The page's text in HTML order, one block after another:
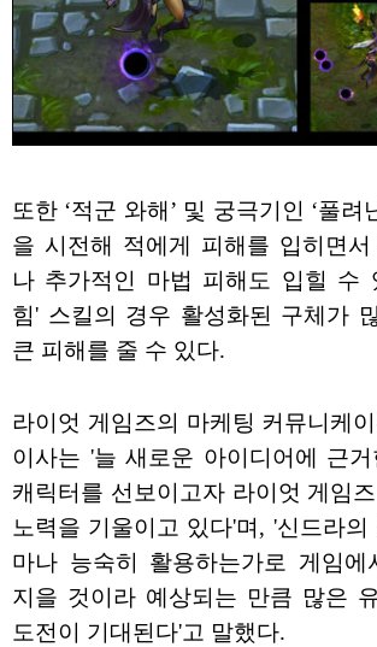
또한 ‘적군 와해’ 및 궁극기인 ‘풀려
을 시전해 적에게 피해를 입히면서
나 추가적인 마법 피해도 입힐 수
힘' 스킬의 경우 활성화된 구체가
큰 피해를 줄 수 있다.
라이엇 게임즈의 마케팅 커뮤니케
이사는 '늘 새로운 아이디어에 근
캐릭터를 선보이고자 라이엇 게임
노력을 기울이고 있다'며, '신드라의
마나 능숙히 활용하는가로 게임에
지을 것이라 예상되는 만큼 많은
도전이 기대된다'고 말했다.